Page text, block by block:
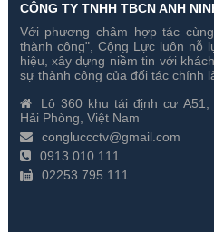
Switch Dahua PFS5424-24T 24
Cổng
Gía hãng : 25,000,000₫
17,500,000₫
CÔNG TY TNHH TBCN ANH
Với phương châm hợp tác
thành công", Cộng Lực luôn nỗ
hiệu, xây dựng niềm tin với
sự thành công của đối tác chính
Lô 360 khu tái định cư
Hải Phòng, Việt Nam
congluccctv@gmail.com
0913.010.111
02253.795.111